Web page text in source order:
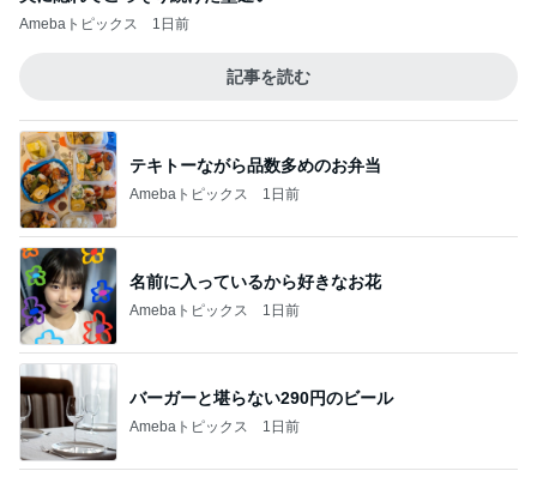
Amebaトピックス 1日前
増加した体重とかさましした食事
Amebaトピックス 1日前